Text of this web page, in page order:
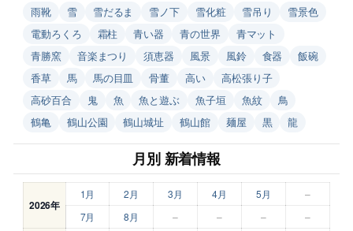
雨靴
雪 雪だるま 雪ノ下 雪化粧 雪吊り
雪景色
電動ろくろ
霜柱 青い器 青の世界
青マット
青勝窯
音楽まつり 須恵器 風景 風鈴 食器
飯碗
香草
馬 馬の目皿 骨董 高い
高松張り子
高砂百合
鬼 魚 魚と遊ぶ 魚子垣 魚紋
鳥
鶴亀
鶴山公園 鶴山城址 鶴山館 麺屋 黒 龍
月別 新着情報
2026年
1月 2月 3月 4月 5月
–
7月
8月 – – – –